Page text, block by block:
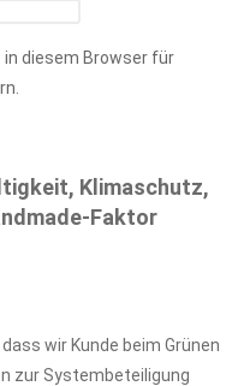
in diesem Browser für
Klimaschutz,
Faktor
wir Kunde beim Grünen
zur Systembeteiligung